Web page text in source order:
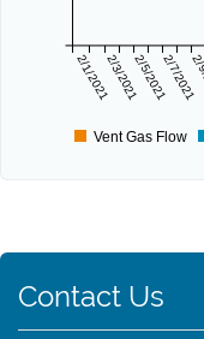
2/1/20212/3/20212/5/20212/7/2021
Vent Gas Flow
Contact Us